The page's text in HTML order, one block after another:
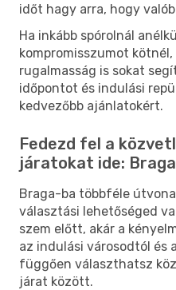
időt hagy arra, hogy
Ha inkább spórolnál
kompromisszumot
rugalmasság is sokat
időpontot és indulási
kedvezőbb ajánlatokért.
Fedezd fel a
járatokat ide: Braga
Braga-ba többféle
választási lehetőséged
szem előtt, akár a
az indulási városodtól és
függően választhatsz
járat között.